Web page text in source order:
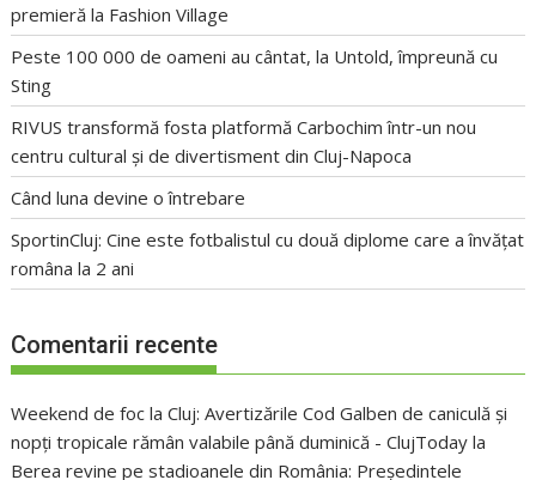
premieră la Fashion Village
Peste 100 000 de oameni au cântat, la Untold, împreună cu
Sting
RIVUS transformă fosta platformă Carbochim într-un nou
centru cultural și de divertisment din Cluj-Napoca
Când luna devine o întrebare
SportinCluj: Cine este fotbalistul cu două diplome care a învățat
româna la 2 ani
Comentarii recente
Weekend de foc la Cluj: Avertizările Cod Galben de caniculă și
nopți tropicale rămân valabile până duminică - ClujToday la
Berea revine pe stadioanele din România: Președintele